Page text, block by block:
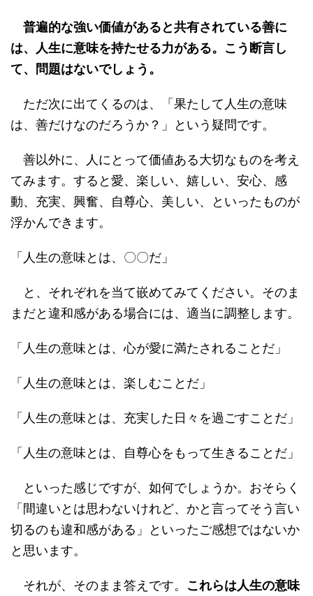
普遍的な強い価値があると共有されている善に
は、人生に意味を持たせる力がある。こう断言し
て、問題はないでしょう。
ただ次に出てくるのは、「果たして人生の意味
は、善だけなのだろうか？」という疑問です。
善以外に、人にとって価値ある大切なものを考え
てみます。すると愛、楽しい、嬉しい、安心、感
動、充実、興奮、自尊心、美しい、といったものが
浮かんできます。
「人生の意味とは、〇〇だ」
と、それぞれを当て嵌めてみてください。そのま
まだと違和感がある場合には、適当に調整します。
「人生の意味とは、心が愛に満たされることだ」
「人生の意味とは、楽しむことだ」
「人生の意味とは、充実した日々を過ごすことだ」
「人生の意味とは、自尊心をもって生きることだ」
といった感じですが、如何でしょうか。おそらく
「間違いとは思わないけれど、かと言ってそう言い
切るのも違和感がある」といったご感想ではないか
と思います。
それが、そのまま答えです。 これらは人生の意味